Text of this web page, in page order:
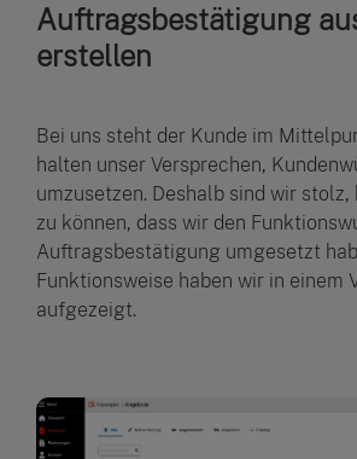
Auftragsbestätigung
erstellen
Bei uns steht der Kunde im
halten unser Versprechen,
umzusetzen. Deshalb sind wir
zu können, dass wir den
Auftragsbestätigung umgesetzt
Funktionsweise haben wir in einem
aufgezeigt.